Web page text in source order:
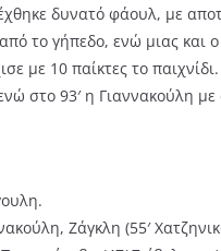
δυνατό φάουλ, με
το γήπεδο, ενώ μιας και
με 10 παίκτες το
στο 93′ η Γιαννακούλη
Ζάγκλη (55′